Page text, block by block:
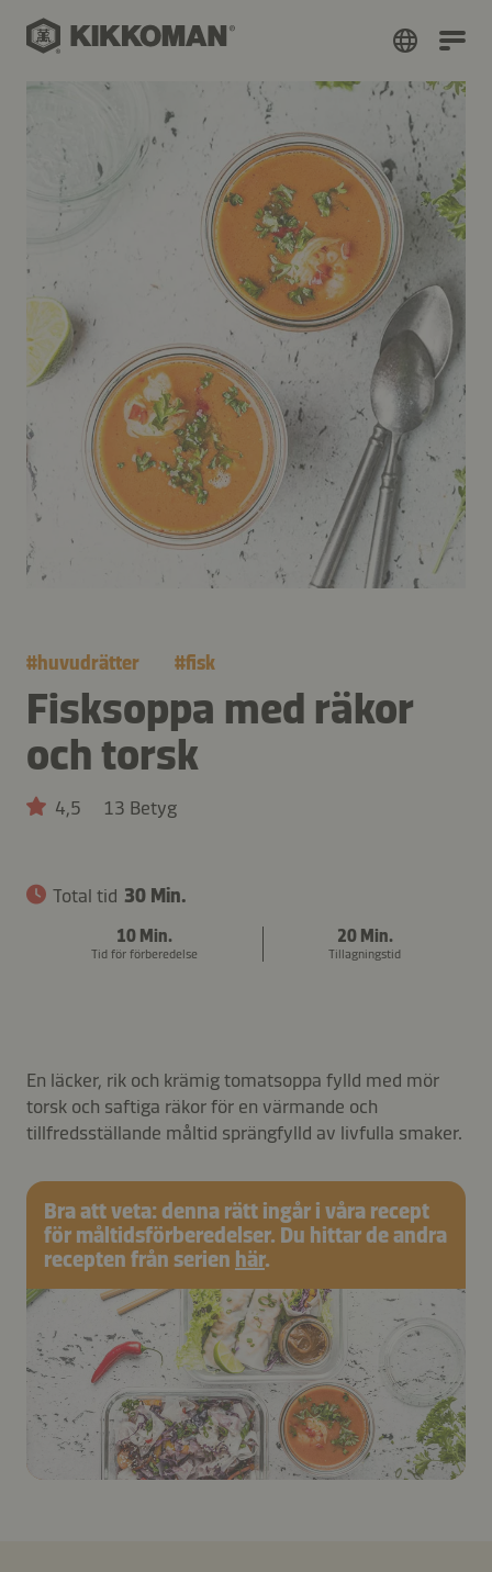
#huvudrätter #fisk
Fisksoppa med räkor
och torsk
4,5 13 Betyg
Total tid 30 Min.
10 Min.
Tid för förberedelse
20 Min.
Tillagningstid
En läcker, rik och krämig tomatsoppa fylld med mör
torsk och saftiga räkor för en värmande och
tillfredsställande måltid sprängfylld av livfulla smaker.
Bra att veta: denna rätt ingår i våra recept
för måltidsförberedelser. Du hittar de andra
recepten från serien här.